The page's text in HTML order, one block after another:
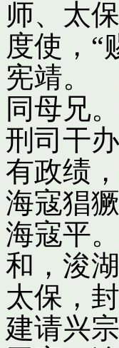
师、太
度使，“
宪靖。
同母兄
刑司干
有政绩
海寇猖
海寇平
和，浚
太保，
建请兴